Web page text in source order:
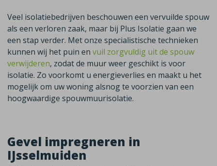
Veel isolatiebedrijven beschouwen een vervuilde spouw
als een verloren zaak, maar bij Plus Isolatie gaan we
een stap verder. Met onze specialistische technieken
kunnen wij het puin en vuil zorgvuldig uit de spouw
verwijderen, zodat de muur weer geschikt is voor
isolatie. Zo voorkomt u energieverlies en maakt u het
mogelijk om uw woning alsnog te voorzien van een
hoogwaardige spouwmuurisolatie.
Gevel impregneren in
IJsselmuiden